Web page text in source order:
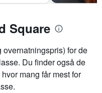
Square
for de
Du finder også de
mang får mest for